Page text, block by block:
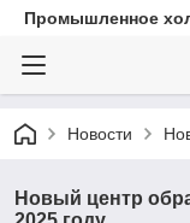
Промышленное
Новости
Новый центр